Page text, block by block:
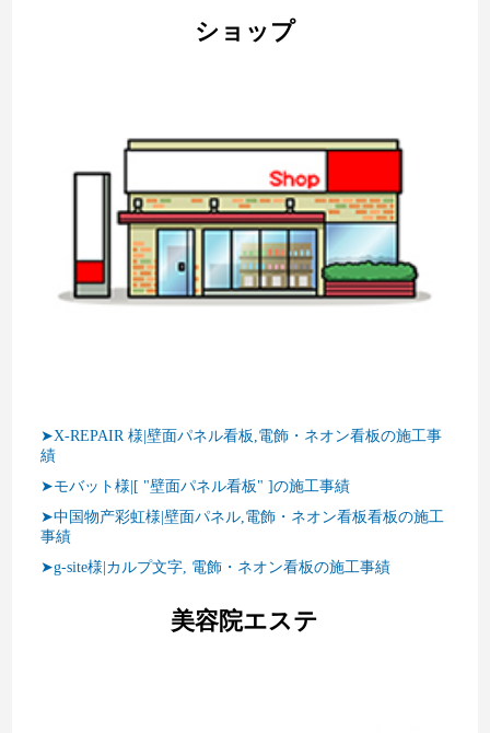
ショップ
➤X-REPAIR 様|壁面パネル看板,電飾・ネオン看板の施工事
績
➤モバット様|[ "壁面パネル看板" ]の施工事績
➤中国物产彩虹様|壁面パネル,電飾・ネオン看板看板の施工
事績
➤g-site様|カルプ文字, 電飾・ネオン看板の施工事績
美容院エステ